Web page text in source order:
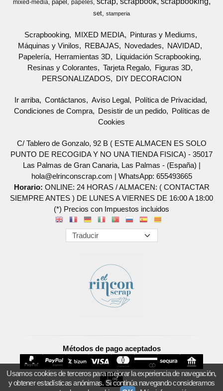
mixed-media papel papeles
set stamperia
Scrapbooking MIXED MEDIA
Pinturas y Mediums
Máquinas y Vinilos
REBAJAS Novedades
NAVIDAD
Papelería
Herramientas 3D
Liquidación Scrapbooking
Resinas y Colorantes
Tarjeta Regalo
Figuras 3D
PERSONALIZADOS
DIY DECORACION
Ir arriba Contáctanos Aviso Legal
Política de Privacidad
Condiciones de Compra
Desistir de un pedido
Políticas de
Cookies
C/ Tablero de Gonzalo, 92 B ( ESTE ALMACEN ES SOLO
PUNTO DE RECOGIDA Y NO UNA TIENDA FISICA) - 35017
Las Palmas de Gran Canaria, Las Palmas - (España) |
hola@elrinconscrap.com | WhatsApp: 655493665
Horario: ONLINE: 24 HORAS / ALMACEN: ( CONTACTAR
SIEMPRE ANTES ) DE LUNES A VIERNES DE 16:00 A 18:00
(*) Precios con Impuestos incluidos
Métodos de pago aceptados
Usamos cookies de terceros para mejorar la experiencia de navegación,
y obtener estadísticas anónimas. Si continúa navegando consideramos